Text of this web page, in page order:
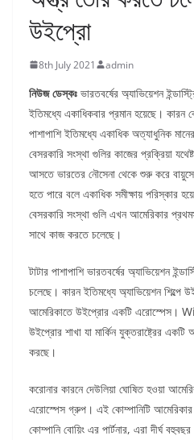
উইপ্রো
8th July 2021 admin
নিউজ ডেস্কঃ ভারতবর্ষের অ্যাভিয়েশন
ইতিমধ্যে একাধিকবার প্রমান হয়েছে। কারন
পাশাপাশি ইতিমধ্যে একাধিক অত্যাধুনিক
বেসরকারি সংস্থা গুলির কাজের প্রক্রিয়া
আসতে ভারতের নৌসেনা থেকে শুরু করে
হতে পারে বলে একাধিক সমীক্ষায় পরিস্কার
বেসরকারি সংস্থা গুলি এখন আমেরিকার
সাথে কাজ করতে চলেছে।
টাটার পাশাপাশি ভারতবর্ষের অ্যাভিয়েশন
চলেছে। কারন ইতিমধ্যে অ্যাভিয়েশন
আমেরিকাতে উইপ্রোর একটি এরোস্পেস।
উইপ্রোর শাখা যা মার্কিন যুক্তরাষ্ট্রের
করছে।
করোনার কারনে দেউলিয়া ঘোষিত হওয়া
এরোস্পেস গ্রুপ। এই কোম্পানিটি আমেরিকার
কোম্পানি বোয়িং এর পার্টনার, এরা দীর্ঘ